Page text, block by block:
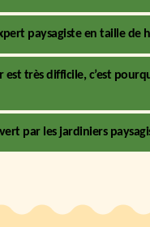
paysagiste en taille de
très difficile, c’est
par les jardiniers